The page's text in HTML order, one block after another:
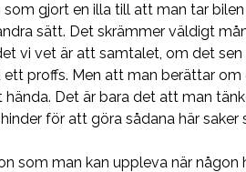
gjort en illa till att man tar
sätt. Det skrämmer väldigt
vi vet är att samtalet, om det
ett proffs. Men att man berättar
Det är bara det att man
för att göra sådana här
som man kan uppleva när